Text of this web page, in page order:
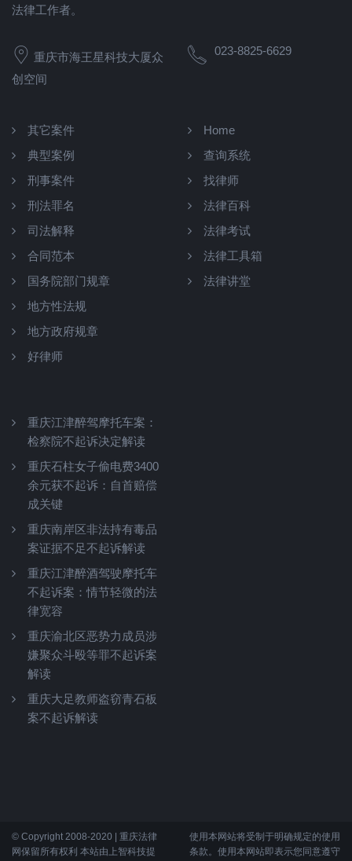
法律工作者。
重庆市海王星科技大厦众
创空间
023-8825-6629
其它案件
典型案例
刑事案件
刑法罪名
司法解释
合同范本
国务院部门规章
地方性法规
地方政府规章
好律师
Home
查询系统
找律师
法律百科
法律考试
法律工具箱
法律讲堂
重庆江津醉驾摩托车案：
检察院不起诉决定解读
重庆石柱女子偷电费3400
余元获不起诉：自首赔偿
成关键
重庆南岸区非法持有毒品
案证据不足不起诉解读
重庆江津醉酒驾驶摩托车
不起诉案：情节轻微的法
律宽容
重庆渝北区恶势力成员涉
嫌聚众斗殴等罪不起诉案
解读
重庆大足教师盗窃青石板
案不起诉解读
© Copyright 2008-2020 | 重庆法律
网保留所有权利 本站由上智科技提
使用本网站将受制于明确规定的使用
条款。使用本网站即表示您同意遵守